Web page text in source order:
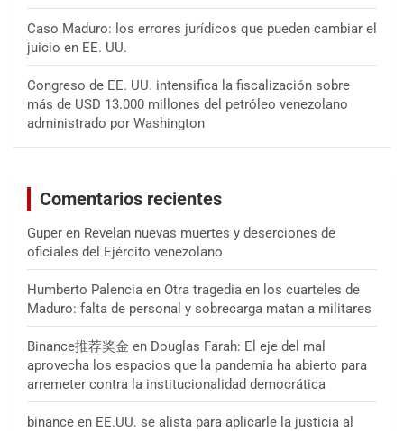
Caso Maduro: los errores jurídicos que pueden cambiar el
juicio en EE. UU.
Congreso de EE. UU. intensifica la fiscalización sobre
más de USD 13.000 millones del petróleo venezolano
administrado por Washington
Comentarios recientes
Guper en Revelan nuevas muertes y deserciones de
oficiales del Ejército venezolano
Humberto Palencia en Otra tragedia en los cuarteles de
Maduro: falta de personal y sobrecarga matan a militares
Binance推荐奖金 en Douglas Farah: El eje del mal
aprovecha los espacios que la pandemia ha abierto para
arremeter contra la institucionalidad democrática
binance en EE.UU. se alista para aplicarle la justicia al